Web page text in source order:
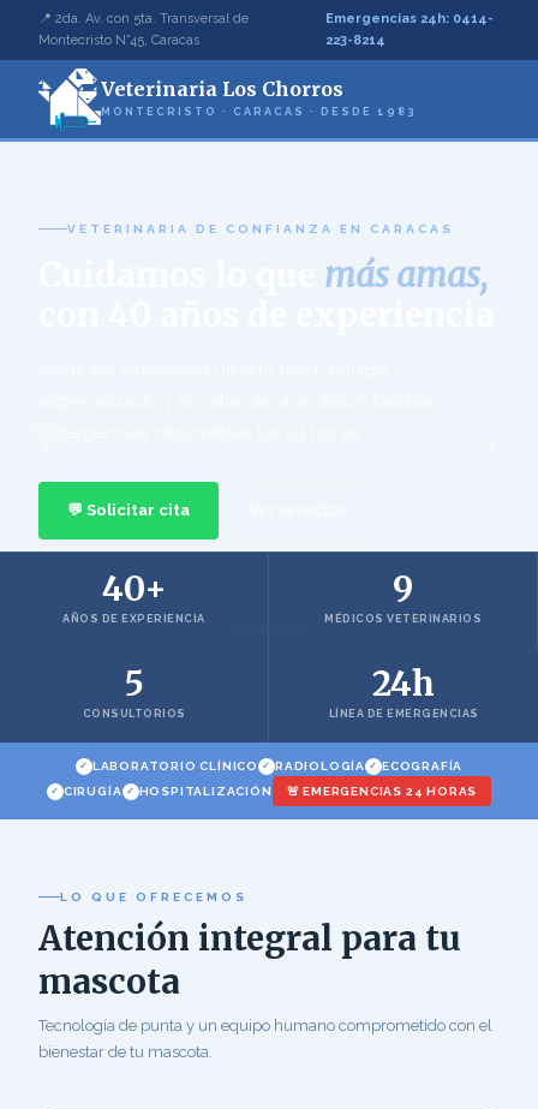
📍 2da. Av. con 5ta. Transversal de
Montecristo N°45, Caracas
Emergencias 24h: 0414-
223-8214
Veterinaria Los Chorros
MONTECRISTO · CARACAS · DESDE 1983
VETERINARIA DE CONFIANZA EN CARACAS
más amas,
💬 Solicitar cita
40+
AÑOS DE EXPERIENCIA
9
MÉDICOS VETERINARIOS
5
CONSULTORIOS
24h
LÍNEA DE EMERGENCIAS
LABORATORIO CLÍNICO RADIOLOGÍA
ECOGRAFÍA
CIRUGÍA
HOSPITALIZACIÓN 🚨 EMERGENCIAS 24 HORAS
LO QUE OFRECEMOS
Atención integral para tu
mascota
Tecnología de punta y un equipo humano comprometido con el
bienestar de tu mascota.